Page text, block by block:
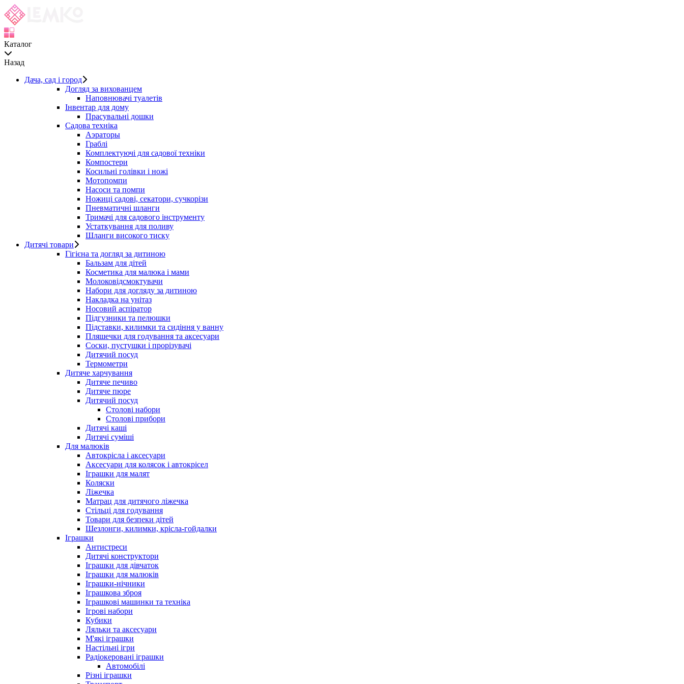
Каталог
Назад
Дача, сад і город
Догляд за вихованцем
Наповнювачі туалетів
Інвентар для дому
Прасувальні дошки
Садова техніка
Аэраторы
Граблі
Комплектуючі для садової техніки
Компостери
Косильні голівки і ножі
Мотопомпи
Насоси та помпи
Ножиці садові, секатори, сучкорізи
Пневматичні шланги
Тримачі для садового інструменту
Устаткування для поливу
Шланги високого тиску
Дитячі товари
Гігієна та догляд за дитиною
Бальзам для дітей
Косметика для малюка і мами
Молоковідсмоктувачи
Набори для догляду за дитиною
Накладка на унітаз
Носовий аспіратор
Підгузники та пелюшки
Підставки, килимки та сидіння у ванну
Пляшечки для годування та аксесуари
Соски, пустушки і прорізувачі
Дитячий посуд
Термометри
Дитяче харчування
Дитяче печиво
Дитяче пюре
Дитячий посуд
Столові набори
Столові прибори
Дитячі каші
Дитячі суміші
Для малюків
Автокрісла і аксесуари
Аксесуари для колясок і автокрісел
Іграшки для малят
Коляски
Ліжечка
Матрац для дитячого ліжечка
Стільці для годування
Товари для безпеки дітей
Шезлонги, килимки, крісла-гойдалки
Іграшки
Антистреси
Дитячі конструктори
Іграшки для дівчаток
Іграшки для малюків
Іграшки-нічники
Іграшкова зброя
Іграшкові машинки та техніка
Ігрові набори
Кубики
Ляльки та аксесуари
М'які іграшки
Настільні ігри
Радіокеровані іграшки
Автомобілі
Різні іграшки